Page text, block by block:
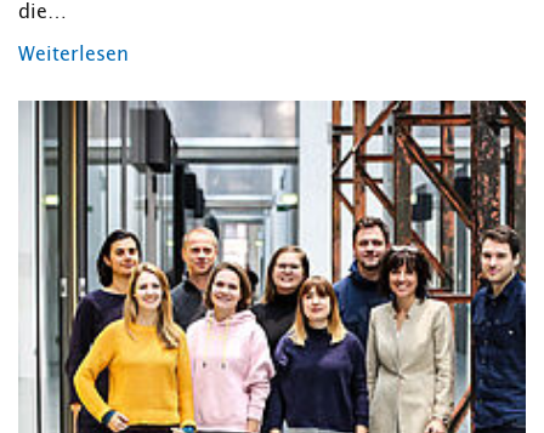
die…
Weiterlesen